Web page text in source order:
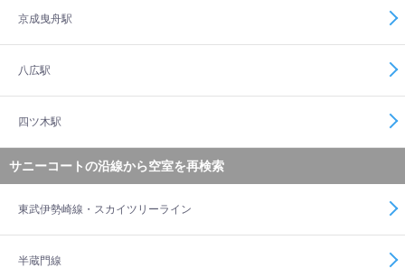
京成曳舟駅
八広駅
四ツ木駅
サニーコートの沿線から空室を再検索
東武伊勢崎線・スカイツリーライン
半蔵門線